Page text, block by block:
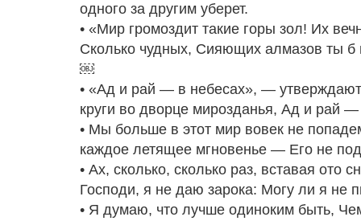
одного за другим уберет.
• «Мир громоздит такие горы зол! Их
Сколько чудных, Сияющих алмазов ты б
￼
• «Ад и рай — в небесах», —
круги во дворце мирозданья, Ад и рай
• Мы больше в этот мир вовек не
каждое летящее мгновенье — Его не
• Ах, сколько, сколько раз, вставая
Господи, я не даю зарока: Могу ли я не
• Я думаю, что лучше одиноким быть,